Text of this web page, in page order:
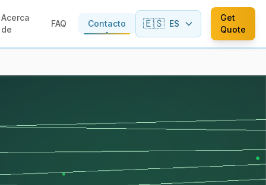
Acerca
de
FAQ Contacto 🇪🇸 ES
Get
Quote